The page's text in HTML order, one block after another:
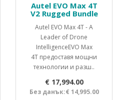
Autel EVO Max 4T
V2 Rugged Bundle
Autel EVO Max 4T - A
Leader of Drone
Intelligence EVO Max
4T предоставя мощни
технологии и разш..
€ 17,994.00
Без данък:€ 14,995.00